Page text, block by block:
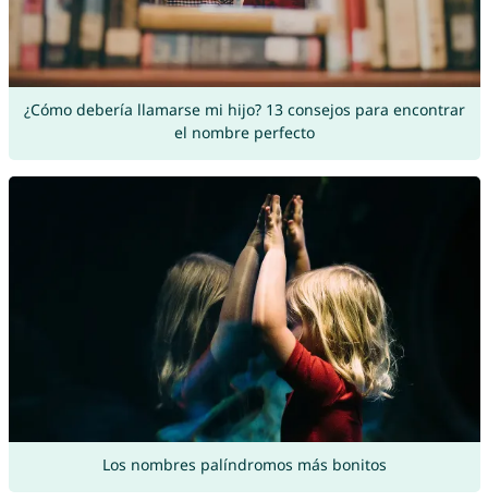
¿Cómo debería llamarse mi hijo? 13 consejos para encontrar
el nombre perfecto
Los nombres palíndromos más bonitos